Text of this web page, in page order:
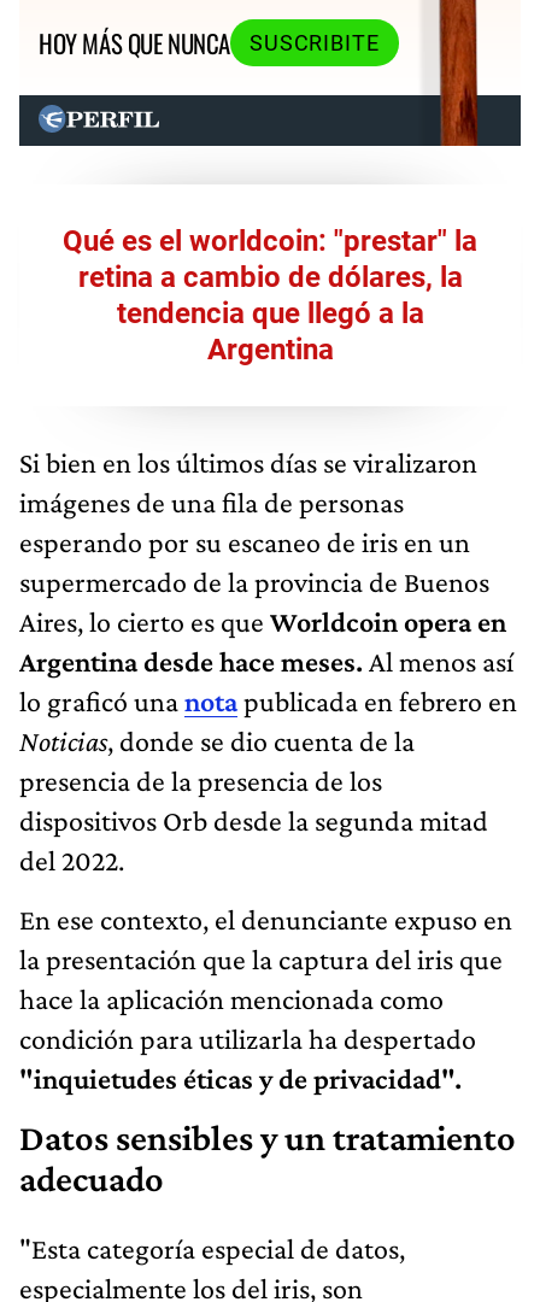
HOY MÁS QUE NUNCA
SUSCRIBITE
Qué es el worldcoin: "prestar" la
retina a cambio de dólares, la
tendencia que llegó a la
Argentina
Si bien en los últimos días se viralizaron
imágenes de una fila de personas
esperando por su escaneo de iris en un
supermercado de la provincia de Buenos
Aires, lo cierto es que Worldcoin opera en
Argentina desde hace meses. Al menos así
lo graficó unanotapublicada en febrero en
Noticias, donde se dio cuenta de la
presencia de la presencia de los
dispositivos Orb desde la segunda mitad
del 2022.
En ese contexto, el denunciante expuso en
la presentación que la captura del iris que
hace la aplicación mencionada como
condición para utilizarla ha despertado
"inquietudes éticas y de privacidad".
Datos sensibles y un tratamiento
adecuado
"Esta categoría especial de datos,
especialmente los del iris, son